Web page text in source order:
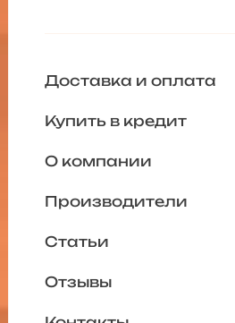
Доставка и оплата
Купить в кредит
О компании
Производители
Статьи
Отзывы